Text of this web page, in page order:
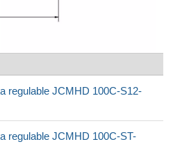
regulable JCMHD 100C-S12-
regulable JCMHD 100C-ST-